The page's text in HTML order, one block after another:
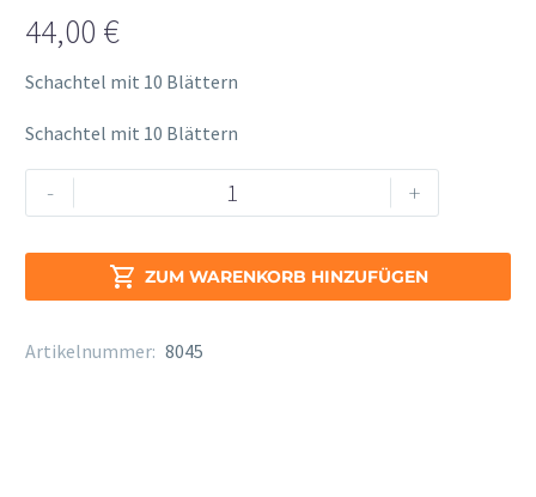
44,00 €
Schachtel mit 10 Blättern
Schachtel mit 10 Blättern
-
Tenor
1,5
+
 ZUM WARENKORB HINZUFÜGEN
Alternative:
Artikelnummer: 8045